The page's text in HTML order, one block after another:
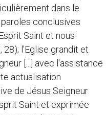
dans le
conclusives
Saint et nous-
28); l'Eglise grandit et
[...] avec l'assistance
actualisation
de Jésus Seigneur
Saint et exprimée